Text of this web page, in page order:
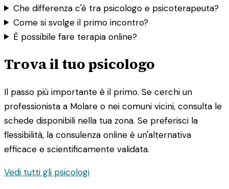
Che differenza c'è tra psicologo e psicoterapeuta?
Come si svolge il primo incontro?
È possibile fare terapia online?
Trova il tuo psicologo
Il passo più importante è il primo. Se cerchi un
professionista a Molare o nei comuni vicini, consulta le
schede disponibili nella tua zona. Se preferisci la
flessibilità, la consulenza online è un'alternativa
efficace e scientificamente validata.
Vedi tutti gli psicologi